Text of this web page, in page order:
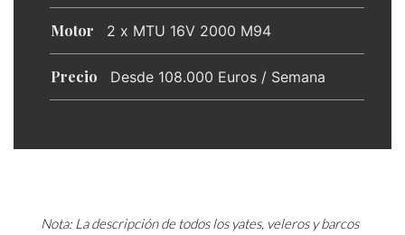
Motor 2 x MTU 16V 2000 M94
Precio Desde 108.000 Euros / Semana
Nota: La descripción de todos los yates, veleros y barcos